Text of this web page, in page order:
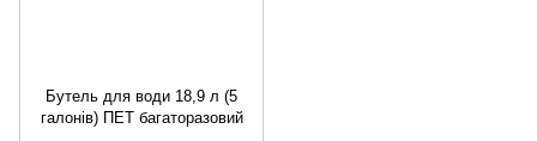
Бутель для води 18,9 л (5
галонів) ПЕТ багаторазовий